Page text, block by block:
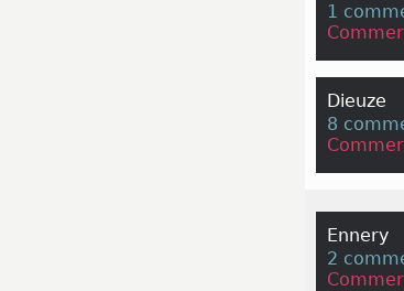
1
Dieuze
8
Ennery
2